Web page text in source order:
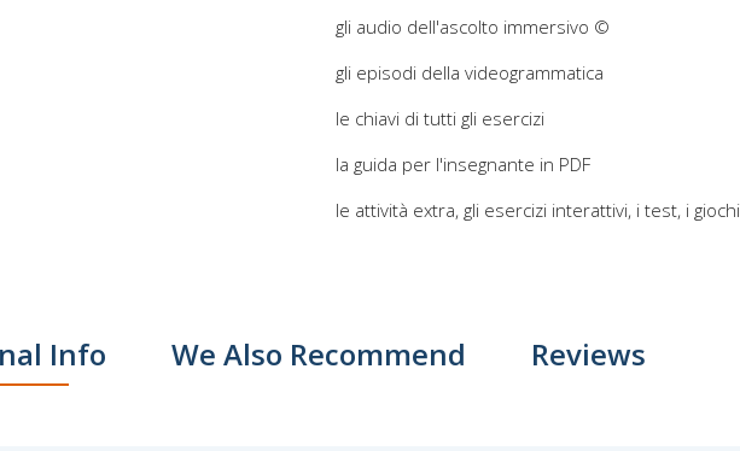
gli audio dell'ascolto immersivo ©
gli episodi della videogrammatica
le chiavi di tutti gli esercizi
la guida per l'insegnante in PDF
le attività extra, gli esercizi interattivi, i test, i giochi
Info We Also Recommend Reviews